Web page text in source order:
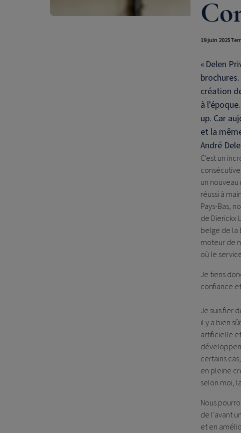
19 juin 2025
« Delen
création
à
up. Car
et la
André
C'est un
un
réussi à
Pays-Bas,
de Dierickx
belge de la
moteur de
où le
Je tiens
confiance
Je suis fier
il y a bien
artificielle
certains
en pleine
selon moi,
Nous
de l'avant
et en